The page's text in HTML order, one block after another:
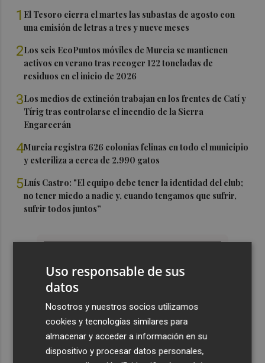
1 El Tesoro cierra el martes las subastas de agosto con
una emisión de letras a tres y nueve meses
2Los seis EcoPuntos móviles de Murcia se mantienen
activos en verano tras recoger 122 toneladas de
residuos en el inicio de 2026
3Los medios de extinción trabajan en los frentes de Catí y
Tírig tras controlarse el incendio de la Sierra
Engarcerán
4Murcia registra 626 colonias felinas en todo el municipio
y esteriliza a cerca de 2.990 gatos
5Luís Castro: "El equipo debe tener la identidad del club;
no tener miedo a nadie y, cuando tengamos que sufrir,
sufrir todos juntos”
Uso responsable de sus
datos
Nosotros y nuestros socios utilizamos
cookies y tecnologías similares para
almacenar y acceder a información en su
dispositivo y procesar datos personales,